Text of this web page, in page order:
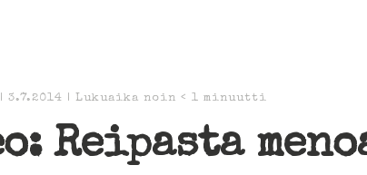
| 3.7.2014 | Lukuaika noin < 1 minuutti
Reipasta